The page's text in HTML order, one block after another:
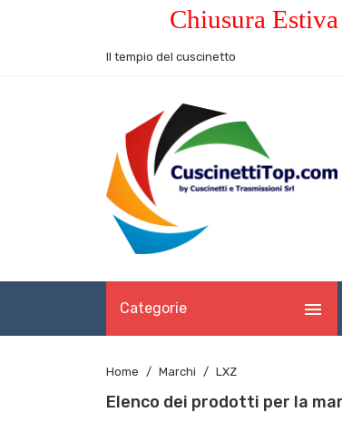
Chiusura
Il tempio del cuscinetto
Categorie 
Home Marchi LXZ
Elenco dei prodotti per la